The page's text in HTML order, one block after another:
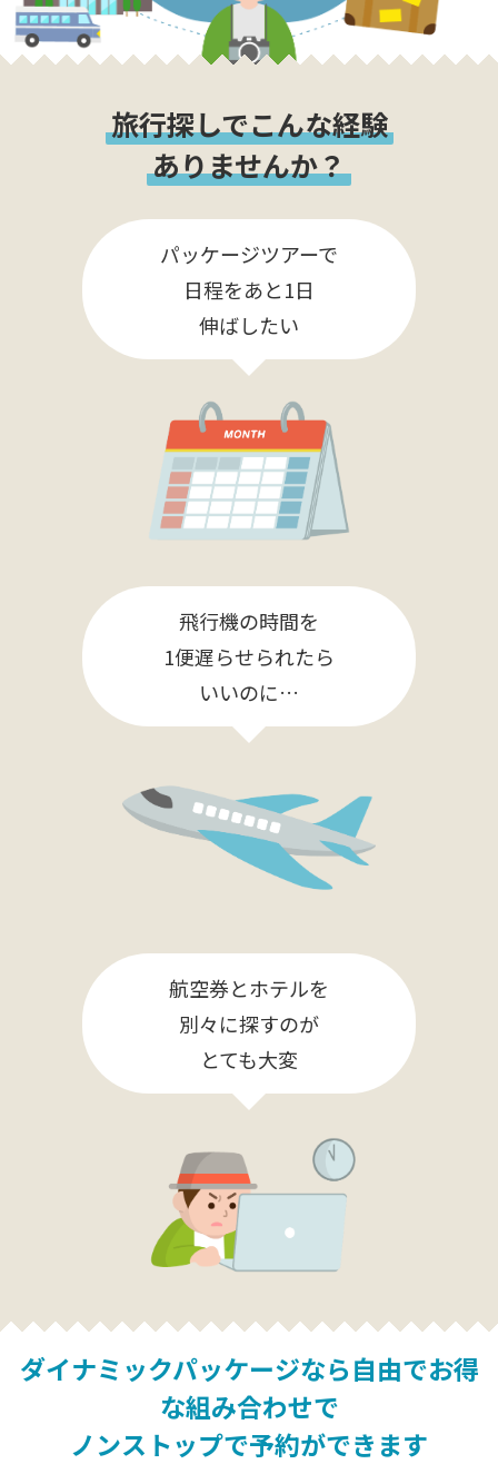
旅行探しでこんな経験
ありませんか？
パッケージツアーで
日程をあと1日
伸ばしたい
飛行機の時間を
1便遅らせられたら
いいのに…
航空券とホテルを
別々に探すのが
とても大変
ダイナミックパッケージなら自由でお得
な組み合わせで
ノンストップで予約ができます